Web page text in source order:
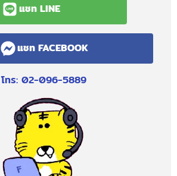
แชท LINE
แชท FACEBOOK
โทร: 02-096-5889